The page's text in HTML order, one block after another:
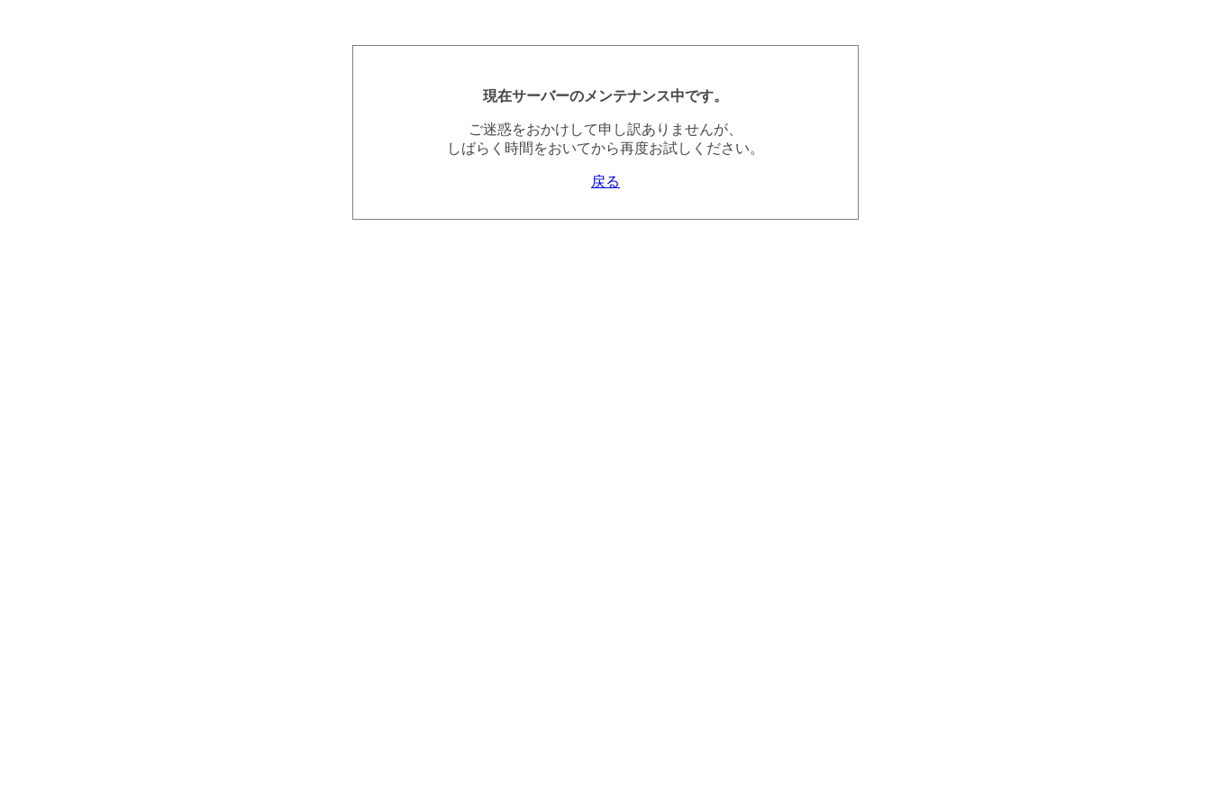
現在サーバーのメンテナンス中です。
ご迷惑をおかけして申し訳ありませんが、
しばらく時間をおいてから再度お試しください。
戻る